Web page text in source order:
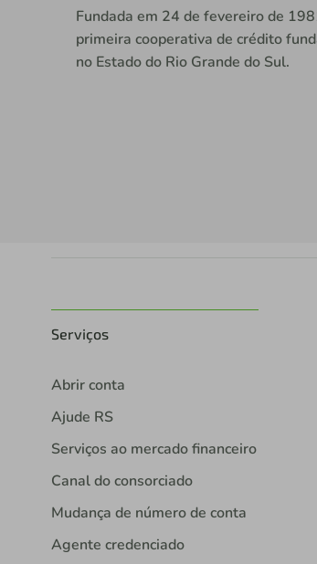
Fundada em 24 de fevereiro de
primeira cooperativa de crédito
no Estado do Rio Grande do Sul.
• O movimento de
Estado do Rio Grande do
lideranças do setor, como o
Serviços
Abrir conta
Ajude RS
Serviços ao mercado financeiro